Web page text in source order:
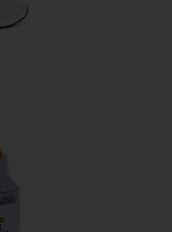
VITAMINA EM GOMA PURR